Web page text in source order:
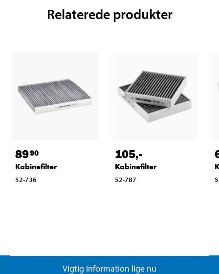
Relaterede produkter
8990
Kabinefilter
52-736
105,-
Kabinefilter
52-787
Vigtig information lige nu